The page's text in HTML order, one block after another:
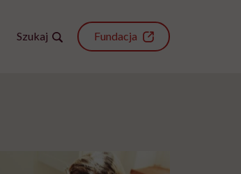
Szukaj Fundacja